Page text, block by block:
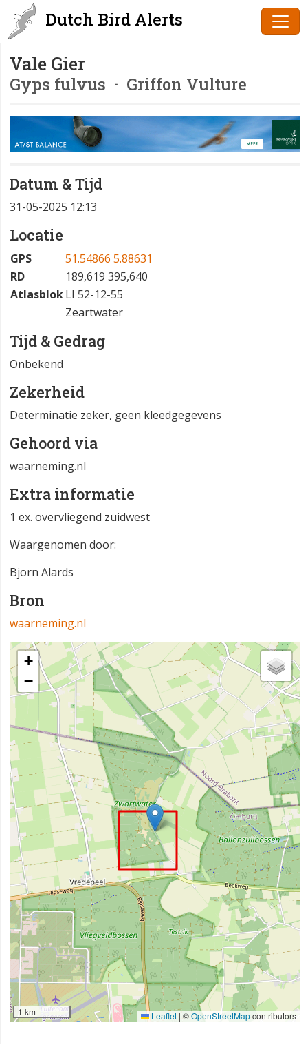
Dutch Bird Alerts
Vale Gier
Gyps fulvus · Griffon Vulture
Datum & Tijd
31-05-2025 12:13
Locatie
GPS
51.54866 5.88631
RD
189,619 395,640
AtlasblokLI 52-12-55
Zeartwater
Tijd & Gedrag
Onbekend
Zekerheid
Determinatie zeker, geen kleedgegevens
Gehoord via
waarneming.nl
Extra informatie
1 ex. overvliegend zuidwest
Waargenomen door:
Bjorn Alards
Bron
waarneming.nl
+
−
1 km Leaflet | ©OpenStreetMapcontributors